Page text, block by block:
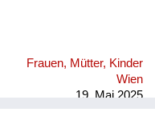
Frauen, Mütter, Kinder
Wien
19. Mai 2025